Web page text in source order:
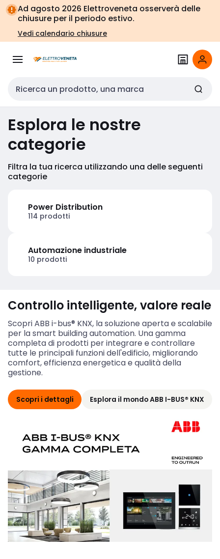
Vai alla
navigazione
Vai
alla
pagina
Ad agosto 2026 Elettroveneta osserverà delle
chiusure per il periodo estivo.
Vedi calendario chiusure
Cerca input
Esplora le nostre
categorie
Filtra la tua ricerca utilizzando una delle seguenti
categorie
Power Distribution
114 prodotti
Automazione industriale
10 prodotti
Controllo intelligente, valore reale
Scopri ABB i-bus® KNX, la soluzione aperta e scalabile
per la smart building automation. Una gamma
completa di prodotti per integrare e controllare
tutte le principali funzioni dell'edificio, migliorando
comfort, efficienza energetica e qualità della
gestione.
Scopri i dettagli Esplora il mondo ABB I-BUS® KNX